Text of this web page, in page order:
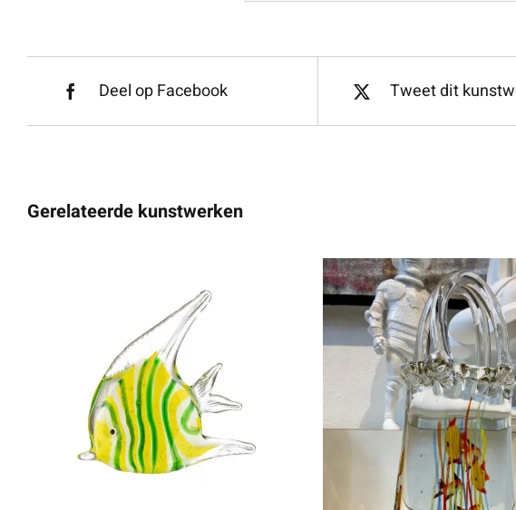
Deel op Facebook Tweet dit
Gerelateerde kunstwerken